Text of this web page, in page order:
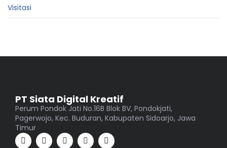
Visitasi
PT Siata Digital Kreatif
Perum Pondok Jati No.16B Blok BV, Pondokjati,
Pagerwojo, Kec. Buduran, Kabupaten Sidoarjo, Jawa
Timur